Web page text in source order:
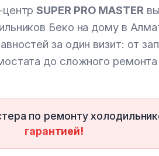
центрSUPER PRO MASTER
Беко на дому в
за один визит: от
до сложного ремонта
по ремонту
гарантией!